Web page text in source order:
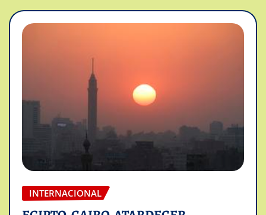
INTERNACIONAL